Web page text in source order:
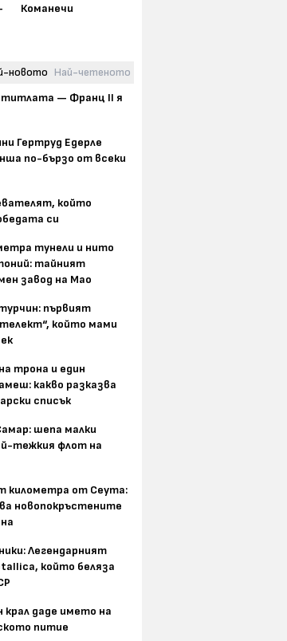
Команечи
новото Най-четеното
титлата — Франц II я
Гертруд Едерле
по-бързо от всеки
който
си
тунели и нито
тайният
завод на Мао
първият
който мами
трона и един
какво разказва
списък
шепа малки
тежкия флот на
километра от Сеута:
новопокръстените
Легендарният
който беляза
крал даде името на
питие